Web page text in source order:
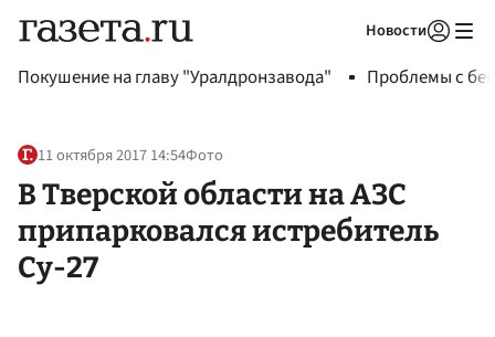
Новости
Покушение на главу "Уралдронзавода" Проблемы с
11 октября 2017 14:54Фото
В Тверской области на АЗС
припарковался истребитель
Су-27